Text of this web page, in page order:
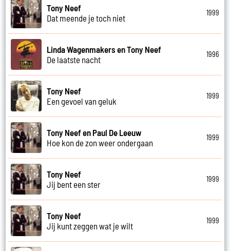
Tony Neef
Dat meende je toch niet
1999
Linda Wagenmakers en Tony Neef
De laatste nacht
1996
Tony Neef
Een gevoel van geluk
1999
Tony Neef en Paul De Leeuw
Hoe kon de zon weer ondergaan
1999
Tony Neef
Jij bent een ster
1999
Tony Neef
Jij kunt zeggen wat je wilt
1999